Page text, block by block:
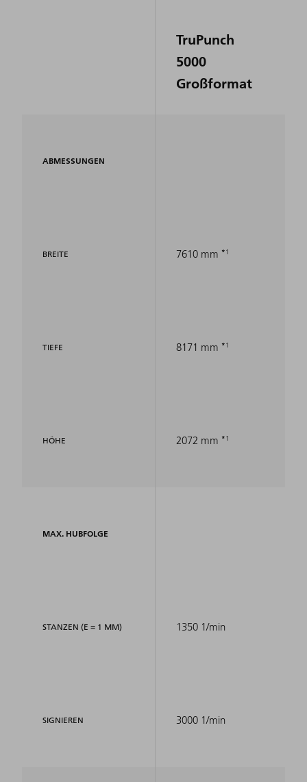
ABMESSUNGEN
BREITE
TIEFE
HÖHE
MAX. HUBFOLGE
STANZEN (E = 1 MM)
SIGNIEREN
TruPunch
5000
Großformat
7610 mm 1
8171 mm 1
2072 mm 1
1350 1/min
3000 1/min